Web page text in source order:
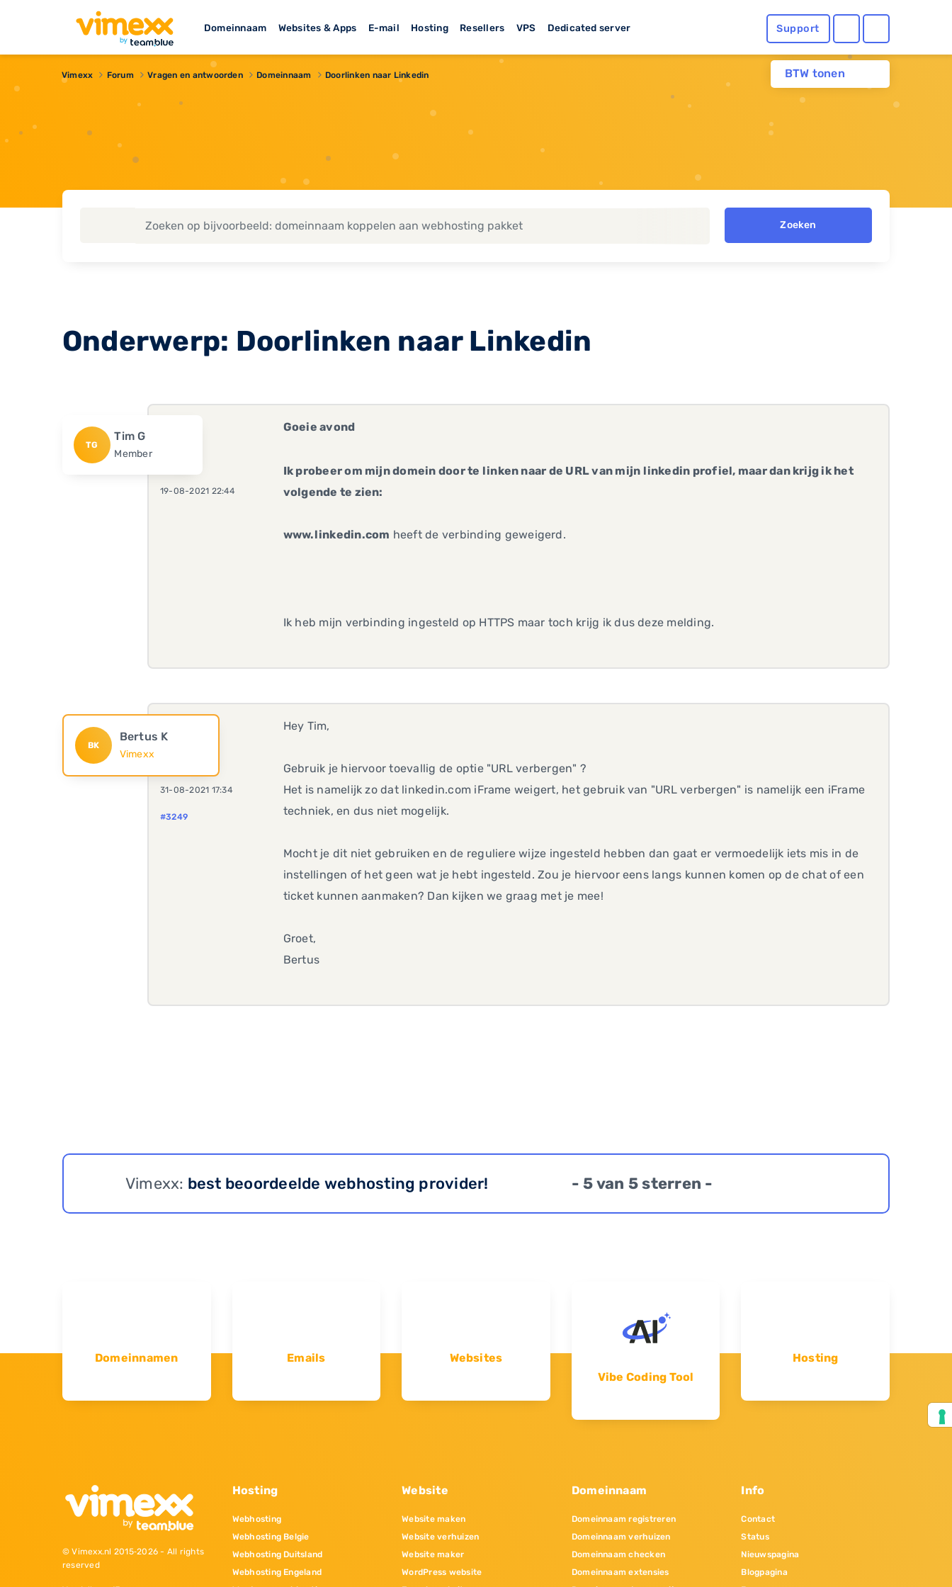
Domeinnaam Websites & Apps E-mail Hosting Resellers VPS Dedicated server Support
BTW tonen
Vimexx Forum Vragen en antwoorden Domeinnaam Doorlinken naar Linkedin
Zoeken
Onderwerp: Doorlinken naar Linkedin
TG
Tim G
Member
19-08-2021 22:44
Goeie avond
Ik probeer om mijn domein door te linken naar de URL van mijn linkedin profiel, maar dan krijg ik het
volgende te zien:
www.linkedin.com heeft de verbinding geweigerd.
Ik heb mijn verbinding ingesteld op HTTPS maar toch krijg ik dus deze melding.
BK
Bertus K
Vimexx
31-08-2021 17:34
#3249
Hey Tim,
Gebruik je hiervoor toevallig de optie "URL verbergen" ?
Het is namelijk zo dat linkedin.com iFrame weigert, het gebruik van "URL verbergen" is namelijk een iFrame
techniek, en dus niet mogelijk.
Mocht je dit niet gebruiken en de reguliere wijze ingesteld hebben dan gaat er vermoedelijk iets mis in de
instellingen of het geen wat je hebt ingesteld. Zou je hiervoor eens langs kunnen komen op de chat of een
ticket kunnen aanmaken? Dan kijken we graag met je mee!
Groet,
Bertus
Vimexx: best beoordeelde webhosting provider! - 5 van 5 sterren -
Domeinnamen Emails
Websites
Vibe Coding Tool
Hosting
© Vimexx.nl 2015‐2026 - All rights
reserved
Hosting
Webhosting
Webhosting Belgie
Webhosting Duitsland
Webhosting Engeland
Website
Website maken
Website verhuizen
Website maker
WordPress website
Domeinnaam
Domeinnaam registreren
Domeinnaam verhuizen
Domeinnaam checken
Domeinnaam extensies
Info
Contact
Status
Nieuwspagina
Blogpagina